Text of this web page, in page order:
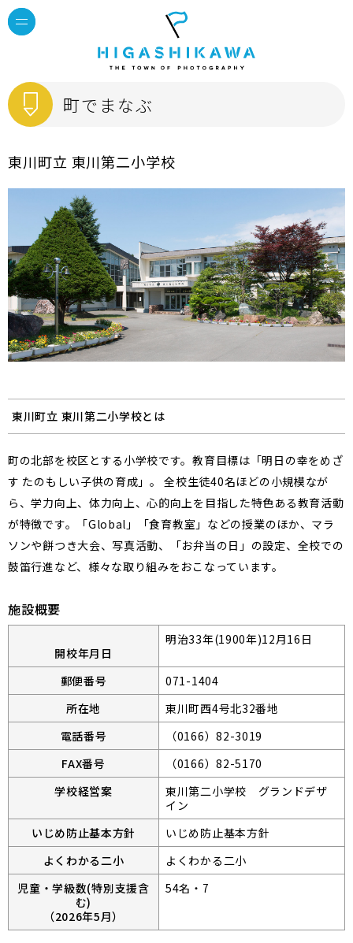
町でまなぶ
東川町立 東川第二小学校
東川町立 東川第二小学校とは
町の北部を校区とする小学校です。教育目標は「明日の幸をめざ
す たのもしい子供の育成」。 全校生徒40名ほどの小規模なが
ら、学力向上、体力向上、心的向上を目指した特色ある教育活動
が特徴です。「Global」「食育教室」などの授業のほか、マラ
ソンや餅つき大会、写真活動、「お弁当の日」の設定、全校での
鼓笛行進など、様々な取り組みをおこなっています。
施設概要
開校年月日
明治33年(1900年)12月16日
郵便番号
071-1404
所在地
東川町西4号北32番地
電話番号
（0166）82-3019
FAX番号
（0166）82-5170
学校経営案
東川第二小学校 グランドデザ
イン
いじめ防止基本方針
いじめ防止基本方針
よくわかる二小
よくわかる二小
児童・学級数(特別支援含
む)
（2026年5月）
54名・7